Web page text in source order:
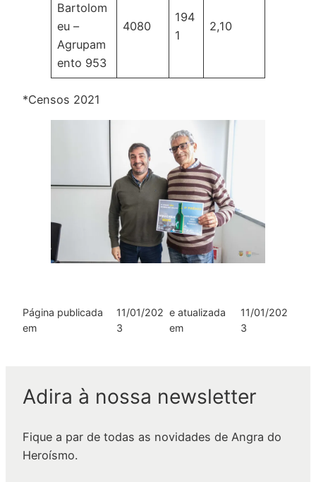
Bartolom
eu –
Agrupam
ento 953
4080
194
1
2,10
*Censos 2021
Página publicada
em
11/01/202
3
e atualizada
em
11/01/202
3
Adira à nossa newsletter
Fique a par de todas as novidades de Angra do
Heroísmo.